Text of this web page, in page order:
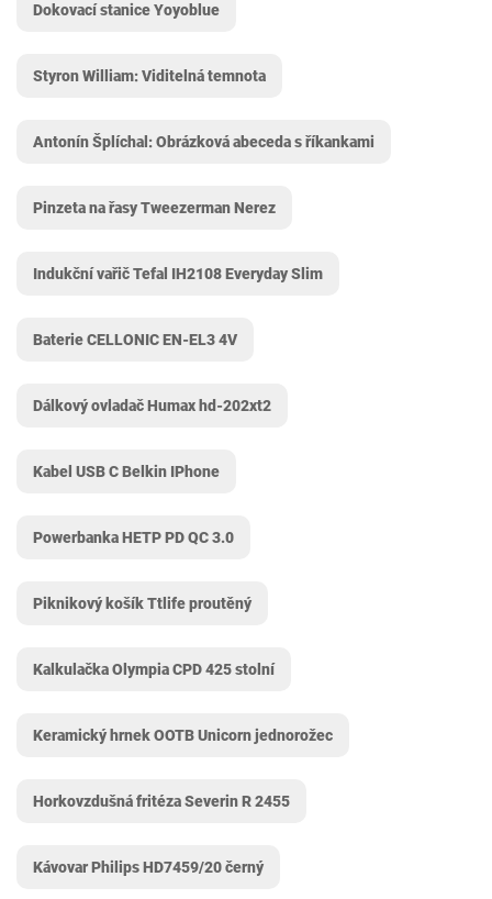
Dokovací stanice Yoyoblue
Styron William: Viditelná temnota
Antonín Šplíchal: Obrázková abeceda s říkankami
Pinzeta na řasy Tweezerman Nerez
Indukční vařič Tefal IH2108 Everyday Slim
Baterie CELLONIC EN-EL3 4V
Dálkový ovladač Humax hd-202xt2
Kabel USB C Belkin IPhone
Powerbanka HETP PD QC 3.0
Piknikový košík Ttlife proutěný
Kalkulačka Olympia CPD 425 stolní
Keramický hrnek OOTB Unicorn jednorožec
Horkovzdušná fritéza Severin R 2455
Kávovar Philips ‎HD7459/20 černý